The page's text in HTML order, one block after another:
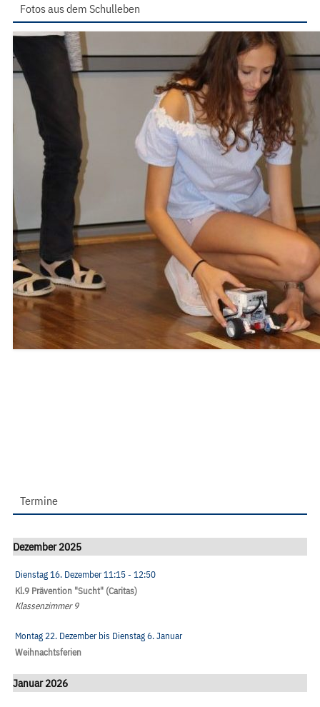
Fotos aus dem Schulleben
Termine
Dezember 2025
Dienstag 16. Dezember11:15- 12:50
Kl.9 Prävention "Sucht" (Caritas)
Klassenzimmer 9
Montag 22. Dezemberbis Dienstag 6. Januar
Weihnachtsferien
Januar 2026